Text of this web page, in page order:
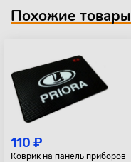
Похожие товары
110 ₽
Коврик на панель приборов